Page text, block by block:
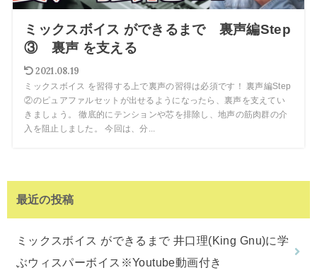
ミックスボイス ができるまで 裏声編Step
③ 裏声 を支える
2021.08.19
ミックスボイス を習得する上で裏声の習得は必須です！ 裏声編Step
②のピュアファルセットが出せるようになったら、裏声を支えてい
きましょう。 徹底的にテンションや芯を排除し、地声の筋肉群の介
入を阻止しました。 今回は、分...
最近の投稿
ミックスボイス ができるまで 井口理(King Gnu)に学
ぶウィスパーボイス※Youtube動画付き